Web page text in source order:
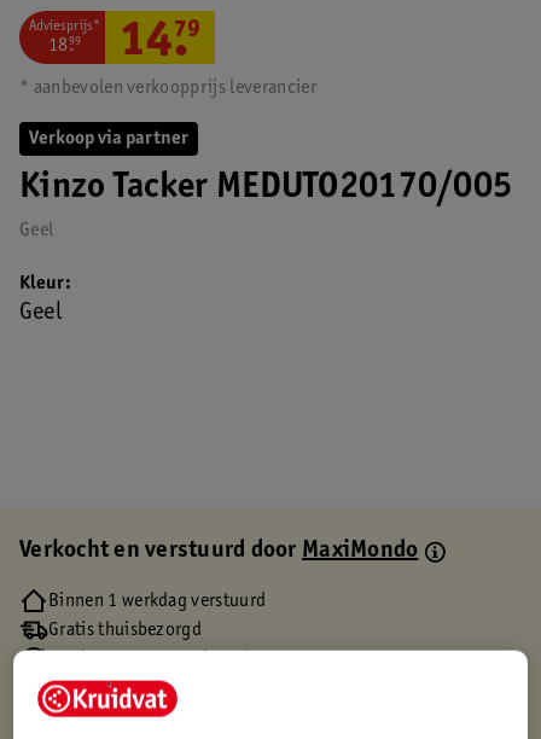
Verkoop via partner
Kinzo Tacker MEDUTO20170/005
Geel
Adviesprijs*
18.
99 14.
79
* aanbevolen verkoopprijs leverancier
Kleur
Geel
Verkocht en verstuurd doorMaxiMondo
Binnen 1 werkdag verstuurd
Gratis thuisbezorgd
Gratis punten met je Kruidvat kaart